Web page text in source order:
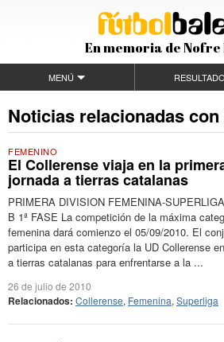
En memoria de
MENÚ
Noticias relacionadas
FEMENINO
El Collerense viaja en la
jornada a tierras catalanas
PRIMERA DIVISION FEMENINA-
B 1ª FASE La competición de la máxima
femenina dará comienzo el 05/09/2010. El
participa en esta categoría la UD Collerense
a tierras catalanas para enfrentarse a la ...
26 de julio de 2010
Relacionados: Collerense, Femenina, Superliga